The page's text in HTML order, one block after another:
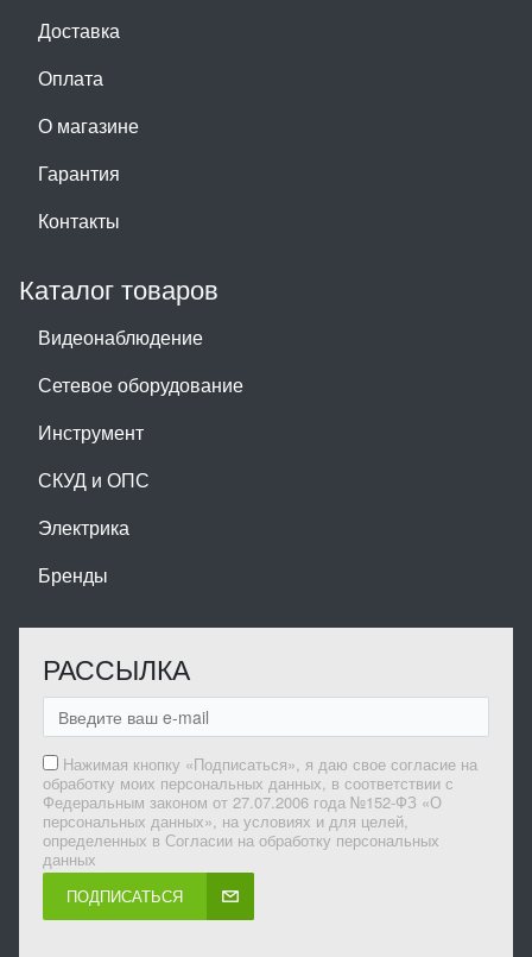
Доставка
Оплата
О магазине
Гарантия
Контакты
Каталог товаров
Видеонаблюдение
Сетевое оборудование
Инструмент
СКУД и ОПС
Электрика
Бренды
РАССЫЛКА
Нажимая кнопку «Подписаться», я даю свое согласие на
обработку моих персональных данных, в соответствии с
Федеральным законом от 27.07.2006 года №152-ФЗ «О
персональных данных», на условиях и для целей,
определенных в Согласии на обработку персональных
данных
ПОДПИСАТЬСЯ